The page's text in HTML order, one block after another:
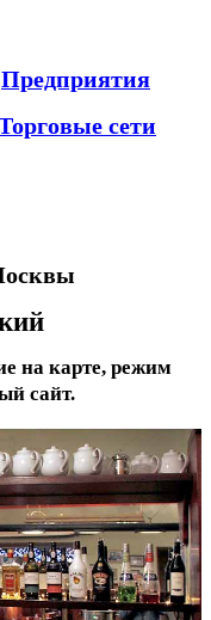
Предприятия
сети
на карте, режим
сайт.